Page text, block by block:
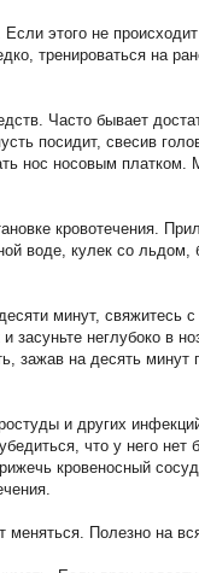
этого не
тренироваться на
Часто бывает
посидит, свесив
нос носовым платком.
кровотечения.
воде, кулек со
минут, свяжитесь
неглубоко в
зажав на десять минут
и других
что у него нет
кровеносный
Полезно на